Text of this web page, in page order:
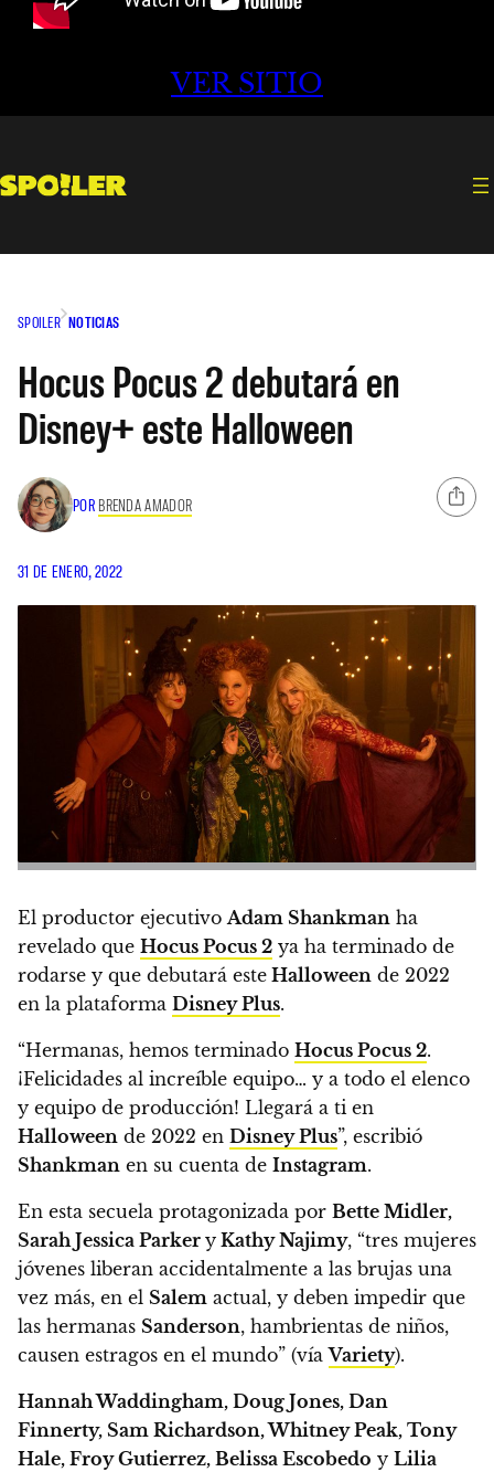
VER SITIO
SPOILER NOTICIAS
Hocus Pocus 2 debutará en
Disney+ este Halloween
POR BRENDA AMADOR
31 DE ENERO, 2022
El productor ejecutivoAdam Shankman ha
revelado que Hocus Pocus 2 ya ha terminado de
rodarse y que debutará este Halloween de 2022
en la plataforma Disney Plus.
“Hermanas, hemos terminado Hocus Pocus 2.
¡Felicidades al increíble equipo… y a todo el elenco
y equipo de producción! Llegará a ti en
Halloween de 2022 en Disney Plus”, escribió
Shankman en su cuenta de Instagram.
En esta secuela protagonizada por Bette Midler,
Sarah Jessica Parker y Kathy Najimy, “tres mujeres
jóvenes liberan accidentalmente a las brujas una
vez más, en el Salem actual, y deben impedir que
las hermanas Sanderson, hambrientas de niños,
causen estragos en el mundo” (víaVariety).
Hannah Waddingham, Doug Jones, Dan
Finnerty, Sam Richardson, Whitney Peak, Tony
Hale, Froy Gutierrez, Belissa Escobedo y Lilia